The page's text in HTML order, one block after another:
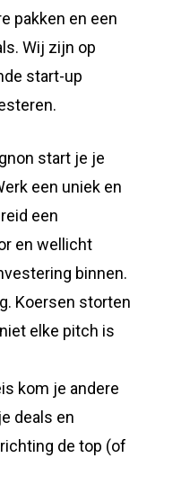
pakken en een
Wij zijn op
start-up
start je je
een uniek en
een
en wellicht
binnen.
Koersen storten
elke pitch is
kom je andere
deals en
de top (of